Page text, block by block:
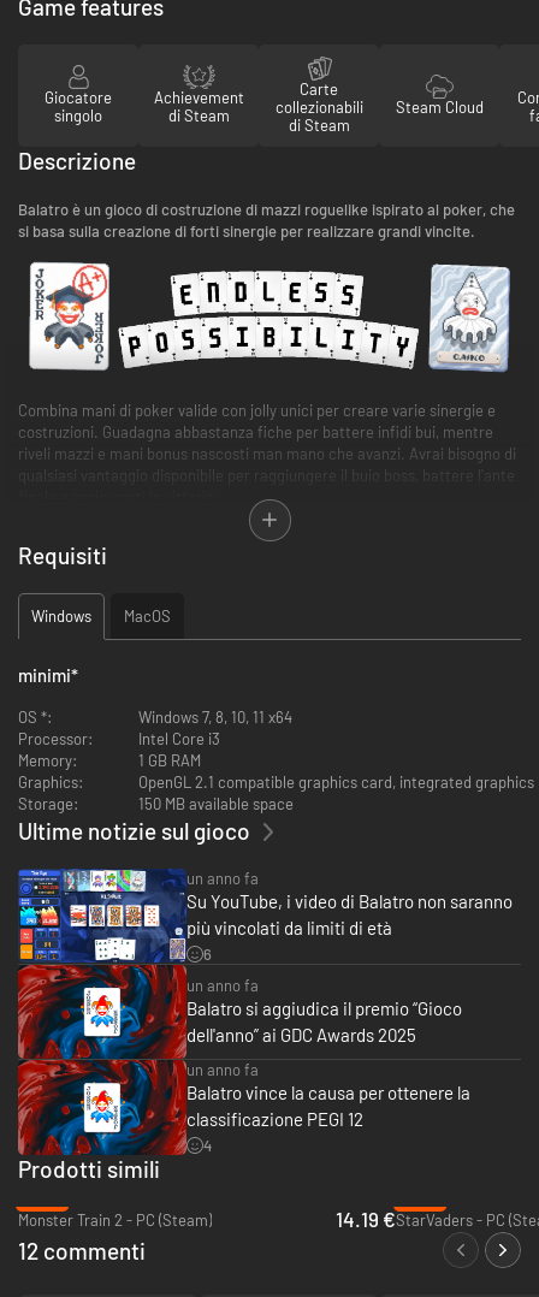
Game features
Giocatore
singolo
Achievement
di Steam
Carte
collezionabili
di Steam
Steam Cloud
Descrizione
Balatro è un gioco di costruzione di mazzi roguelike ispirato al poker, che
si basa sulla creazione di forti sinergie per realizzare grandi vincite.
Combina mani di poker valide con jolly unici per creare varie sinergie e
costruzioni. Guadagna abbastanza fiche per battere infidi bui, mentre
riveli mazzi e mani bonus nascosti man mano che avanzi. Avrai bisogno di
qualsiasi vantaggio disponibile per raggiungere il buio boss, battere l'ante
L'esperienza roguelike a tema poker definitiva.
Possibilità infinite: ogni carta pescata, scartata o jolly può cambiare
notevolmente il corso della sessione di gioco.
Modalità campagna dettagliata con 8 difficoltà, nonché sessioni
sfida, giornaliere e con seed selezionato dal giocatore.
Schiera abilmente una vasta gamma di potenti strumenti: mazzi, jolly,
tarocchi, carte planetarie, carte spettrali e buoni di vario tipo. Usa questi
strumenti versatili per innescare combo frenetiche e sovraccaricare le
tue mani di poker, dando vita a sinergie elettrizzanti e adrenaliniche.
Requisiti
Windows MacOS
minimi*
OS *:
Windows 7, 8, 10, 11 x64
Processor:
Intel Core i3
Memory:
1 GB RAM
Graphics:
OpenGL 2.1 compatible graphics card, integrated graphics
Storage:
150 MB available space
Ultime notizie sul gioco
un anno fa
Su YouTube, i video di Balatro non saranno
più vincolati da limiti di età
6
un anno fa
Balatro si aggiudica il premio “Gioco
dell'anno” ai GDC Awards 2025
un anno fa
Balatro vince la causa per ottenere la
classificazione PEGI 12
4
Prodotti simili
Monster Train 2 - PC (Steam)
14.19 €StarVaders - PC
12 commenti